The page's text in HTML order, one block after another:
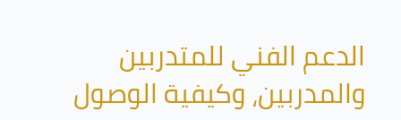
الدعم الفني للمتدربين
والمدربين، وكيفية الوصول